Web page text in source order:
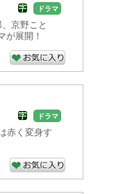
ドラマ
京野こと
が展開！
ドラマ
赤く変身す